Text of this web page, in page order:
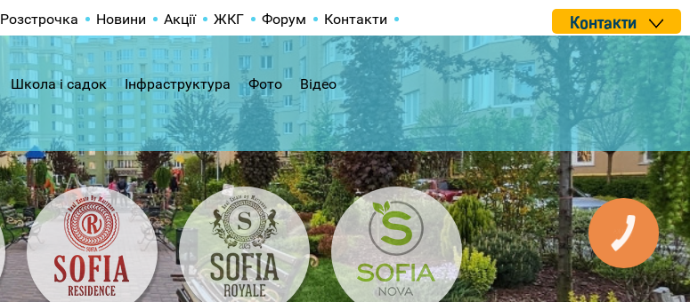
Розстрочка Новини Акції ЖКГ Форум Контакти Контакти
Школа і садок Інфраструктура Фото Відео